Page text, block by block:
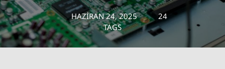
HAZIRAN 24, 2025
24
TAGS